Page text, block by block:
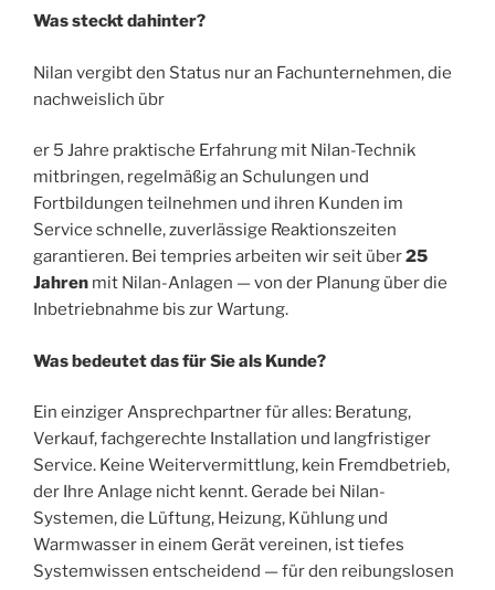
Was steckt dahinter?
Nilan vergibt den Status nur an Fachunternehmen, die
nachweislich übr
er 5 Jahre praktische Erfahrung mit Nilan-Technik
mitbringen, regelmäßig an Schulungen und
Fortbildungen teilnehmen und ihren Kunden im
Service schnelle, zuverlässige Reaktionszeiten
garantieren. Bei tempries arbeiten wir seit über25
Jahren mit Nilan-Anlagen — von der Planung über die
Inbetriebnahme bis zur Wartung.
Was bedeutet das für Sie als Kunde?
Ein einziger Ansprechpartner für alles: Beratung,
Verkauf, fachgerechte Installation und langfristiger
Service. Keine Weitervermittlung, kein Fremdbetrieb,
der Ihre Anlage nicht kennt. Gerade bei Nilan-
Systemen, die Lüftung, Heizung, Kühlung und
Warmwasser in einem Gerät vereinen, ist tiefes
Systemwissen entscheidend — für den reibungslosen